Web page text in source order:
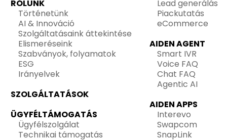
RÓLUNK
Történetünk
AI & Innováció
Szolgáltatásaink áttekintése
Elismeréseink
Szabványok, folyamatok
ESG
Irányelvek
SZOLGÁLTATÁSOK
ÜGYFÉLTÁMOGATÁS
Ügyfélszolgálat
Technikai támogatás
Lead generálás
Piackutatás
eCommerce
AIDEN AGENT
Smart IVR
Voice FAQ
Chat FAQ
Agentic AI
AIDEN APPS
Interevo
Swapcom
SnapLink